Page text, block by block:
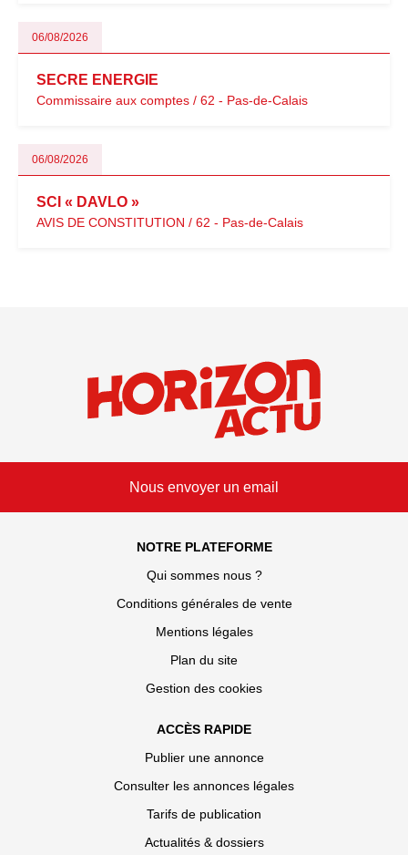
06/08/2026
SECRE ENERGIE
Commissaire aux comptes / 62 - Pas-de-Calais
06/08/2026
SCI « DAVLO »
AVIS DE CONSTITUTION / 62 - Pas-de-Calais
Nous envoyer un email
NOTRE PLATEFORME
Qui sommes nous ?
Conditions générales de vente
Mentions légales
Plan du site
Gestion des cookies
ACCÈS RAPIDE
Publier une annonce
Consulter les annonces légales
Tarifs de publication
Actualités & dossiers